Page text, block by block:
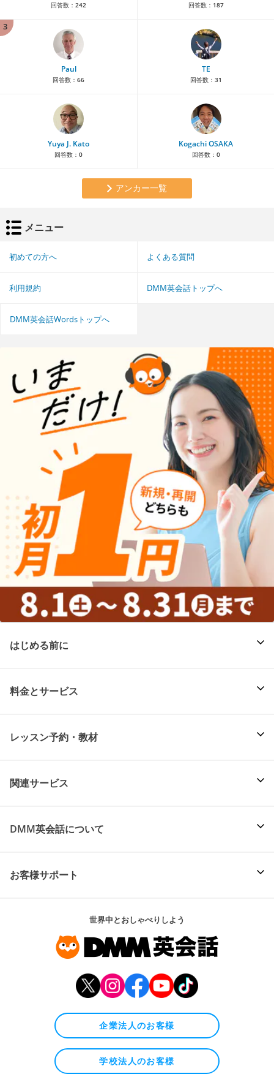
回答数： 242 回答数： 187
3
Paul
回答数： 66
TE
回答数： 31
Yuya J. Kato
回答数： 0
Kogachi OSAKA
回答数： 0
アンカー一覧
メニュー
初めての方へ よくある質問
利用規約 DMM英会話トップへ
DMM英会話Wordsトップへ
はじめる前に
料金とサービス
レッスン予約・教材
関連サービス
DMM英会話について
お客様サポート
世界中とおしゃべりしよう
企業法人のお客様
学校法人のお客様